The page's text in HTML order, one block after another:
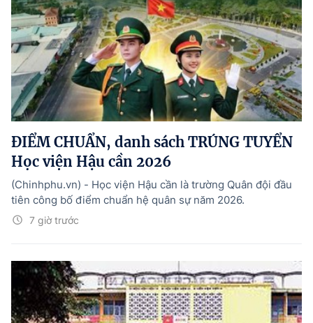
ĐIỂM CHUẨN, danh sách TRÚNG TUYỂN
Học viện Hậu cần 2026
7 giờ trước
(Chinhphu.vn) - Học viện Hậu cần là trường Quân đội đầu
tiên công bố điểm chuẩn hệ quân sự năm 2026.